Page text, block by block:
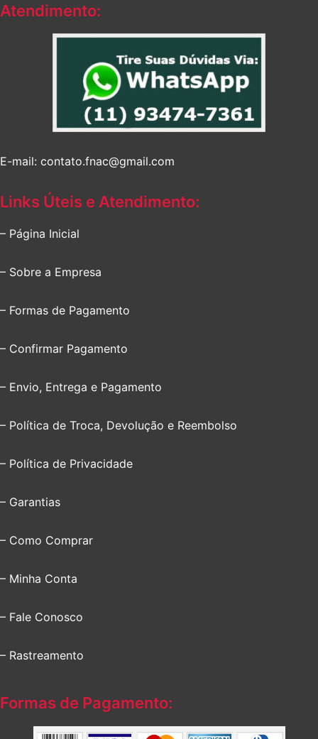
Atendimento:
E-mail: contato.fnac@gmail.com
Links Úteis e Atendimento:
– Página Inicial
– Sobre a Empresa
– Formas de Pagamento
– Confirmar Pagamento
– Envio, Entrega e Pagamento
– Política de Troca, Devolução e Reembolso
– Política de Privacidade
– Garantias
– Como Comprar
– Minha Conta
– Fale Conosco
– Rastreamento
Formas de Pagamento: